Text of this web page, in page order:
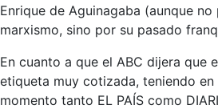
Enrique de Aguinagaba (aunque
marxismo, sino por su pasado
En cuanto a que el ABC dijera que
etiqueta muy cotizada, teniendo en
momento tanto EL PAÍS como